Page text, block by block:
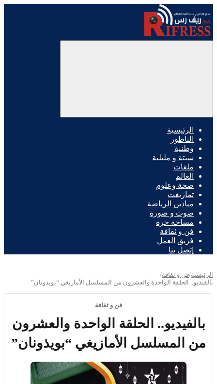
الرئيسية
الناظور
وطنية
سبتة و مليلية
ملفات
العالم
صحة وعلوم
تمازيغت
ميادين الرياضة
صوت و صورة
مساحة حرة
فن و ثقافة
فريق العمل
إتصل بنا
الرئيسية/فن و ثقافة/
بالفيديو.. الحلقة الواحدة والعشرون من المسلسل الأمازيغي “بويذونان”
فن و ثقافة
بالفيديو.. الحلقة الواحدة والعشرون
من المسلسل الأمازيغي “بويذونان”